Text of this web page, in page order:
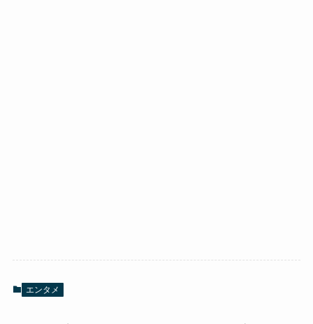
エンタメ